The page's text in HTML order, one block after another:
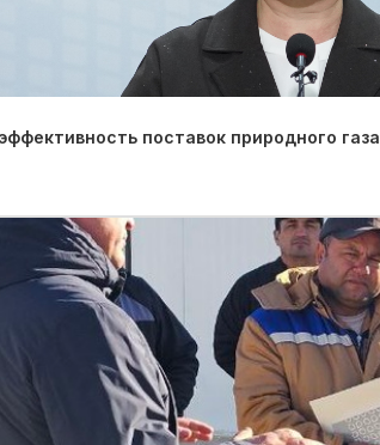
поставок природного газа